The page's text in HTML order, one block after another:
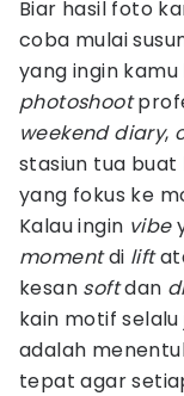
Biar hasil foto
coba mulai
yang ingin
photoshoot
weekend diary,
stasiun tua buat
yang fokus ke
Kalau ingin vibe
momentdi lift
kesan softdan
kain motif selalu
adalah
tepat agar